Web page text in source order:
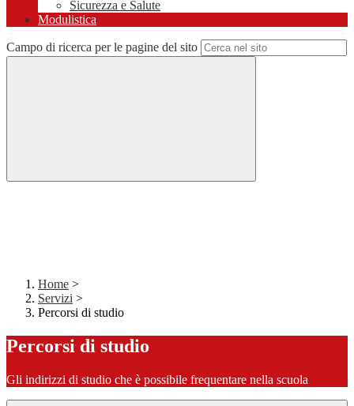
Sicurezza e Salute
Modulistica
Campo di ricerca per le pagine del sito
Home >
Servizi >
Percorsi di studio
Percorsi di studio
Gli indirizzi di studio che è possibile frequentare nella scuola